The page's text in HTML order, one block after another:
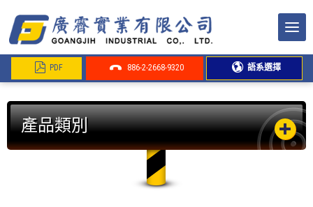
PDF 886-2-2668-9320 語系選擇
產品類別